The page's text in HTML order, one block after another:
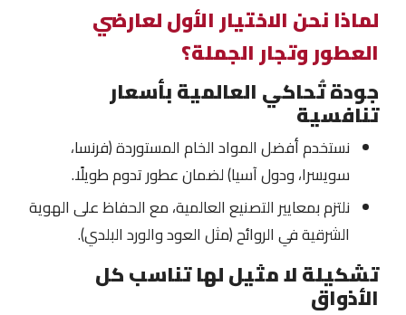
لماذا نحن الاختيار الأول لعارضي
العطور وتجار الجملة؟
جودة تُحاكي العالمية بأسعار
تنافسية
نستخدم أفضل المواد الخام المستوردة (فرنسا،
سويسرا، ودول آسيا) لضمان عطور تدوم طويلًا.
نلتزم بمعايير التصنيع العالمية، مع الحفاظ على الهوية
الشرقية في الروائح (مثل العود والورد البلدي).
تشكيلة لا مثيل لها تناسب كل
الأذواق